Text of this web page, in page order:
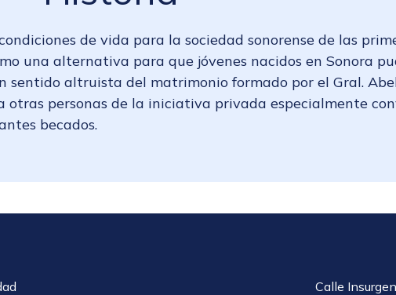
de vida para la sociedad sonorense de las
una alternativa para que jóvenes nacidos en Sonora
sentido altruista del matrimonio formado por el Gral.
otras personas de la iniciativa privada especialmente
becados.
Calle